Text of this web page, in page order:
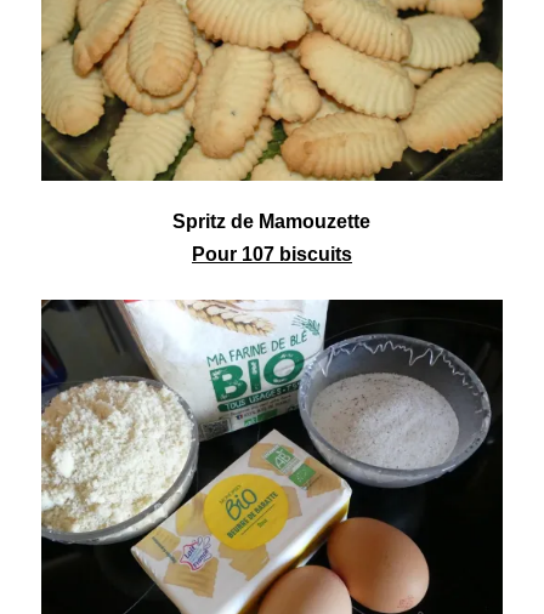
Spritz de Mamouzette
Pour 107 biscuits